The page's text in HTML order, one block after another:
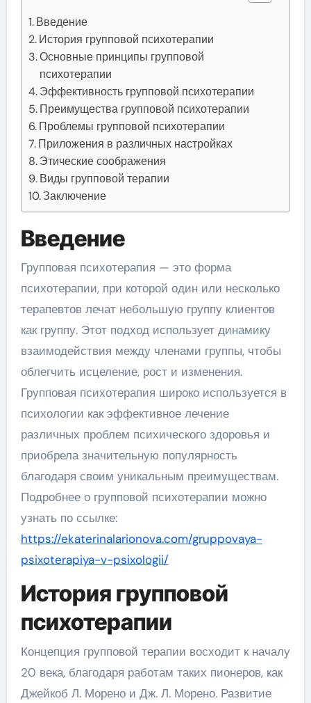
Введение
История групповой психотерапии
Основные принципы групповой
психотерапии
Эффективность групповой психотерапии
Преимущества групповой психотерапии
Проблемы групповой психотерапии
Приложения в различных настройках
Этические соображения
Виды групповой терапии
Заключение
Введение
Групповая психотерапия — это форма
психотерапии, при которой один или несколько
терапевтов лечат небольшую группу клиентов
как группу. Этот подход использует динамику
взаимодействия между членами группы, чтобы
облегчить исцеление, рост и изменения.
Групповая психотерапия широко используется в
психологии как эффективное лечение
различных проблем психического здоровья и
приобрела значительную популярность
благодаря своим уникальным преимуществам.
Подробнее о групповой психотерапии можно
узнать по ссылке:
https://ekaterinalarionova.com/gruppovaya-
psixoterapiya-v-psixologii/
История групповой
психотерапии
Концепция групповой терапии восходит к началу
20 века, благодаря работам таких пионеров, как
Джейкоб Л. Морено и Дж. Л. Морено. Развитие